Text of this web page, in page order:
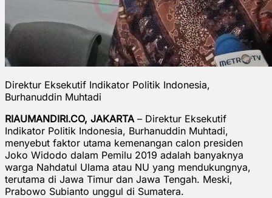
Direktur Eksekutif Indikator Politik Indonesia,
Burhanuddin Muhtadi
RIAUMANDIRI.CO, JAKARTA – Direktur Eksekutif
Indikator Politik Indonesia, Burhanuddin Muhtadi,
menyebut faktor utama kemenangan calon presiden
Joko Widodo dalam Pemilu 2019 adalah banyaknya
warga Nahdatul Ulama atau NU yang mendukungnya,
terutama di Jawa Timur dan Jawa Tengah. Meski,
Prabowo Subianto unggul di Sumatera.